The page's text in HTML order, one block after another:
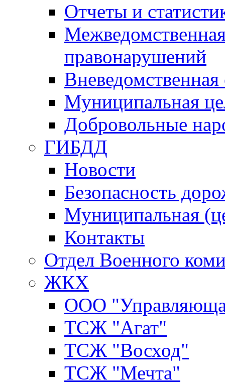
Отчеты и
правонарушений
Вневедомственная
Муниципальная
Добровольные
ГИБДД
Новости
Безопасность
Муниципальная
Контакты
Отдел Военного
ЖКХ
ООО
ТСЖ "Агат"
ТСЖ "Восход"
ТСЖ "Мечта"